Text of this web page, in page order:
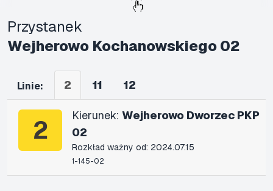
Przystanek
Wejherowo Kochanowskiego 02
Linie: 2 11 12
2 Kierunek: Wejherowo Dworzec PKP
02
Rozkład ważny od: 2024.07.15
1-145-02